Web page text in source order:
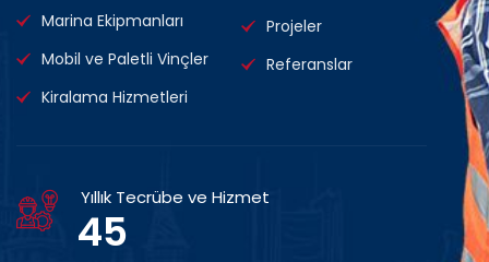
Marina Ekipmanları
Mobil ve Paletli Vinçler
Kiralama Hizmetleri
Projeler
Referanslar
Yıllık Tecrübe ve Hizmet
45